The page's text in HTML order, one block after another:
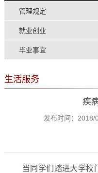
管理规定
就业创业
毕业事宜
生活服务
疾
发布时间：
当同学们踏进大学校